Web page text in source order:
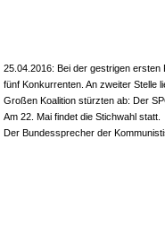
25.04.2016: Bei der gestrigen
fünf Konkurrenten. An zweiter Stelle
Großen Koalition stürzten ab: Der
Am 22. Mai findet die Stichwahl statt.
Der Bundessprecher der